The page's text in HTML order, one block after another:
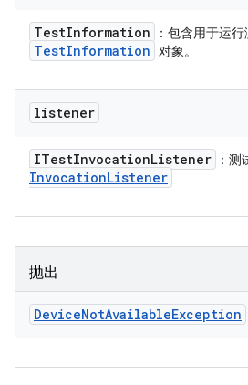
TestInformation ：包含用于运
TestInformation 对象。
listener
ITestInvocationListener ：测
InvocationListener
抛出
DeviceNotAvailableException